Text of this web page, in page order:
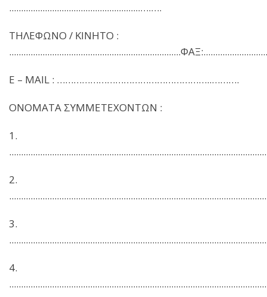
.......................................................….….
ΤΗΛΕΦΩΝΟ / ΚΙΝΗΤΟ :
E – MAIL : ………………………………………………..……….
ΟΝΟΜΑΤΑ ΣΥΜΜΕΤΕΧΟΝΤΩΝ :
1.
2.
3.
4.